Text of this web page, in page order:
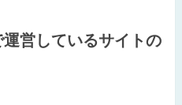
営しているサイトの